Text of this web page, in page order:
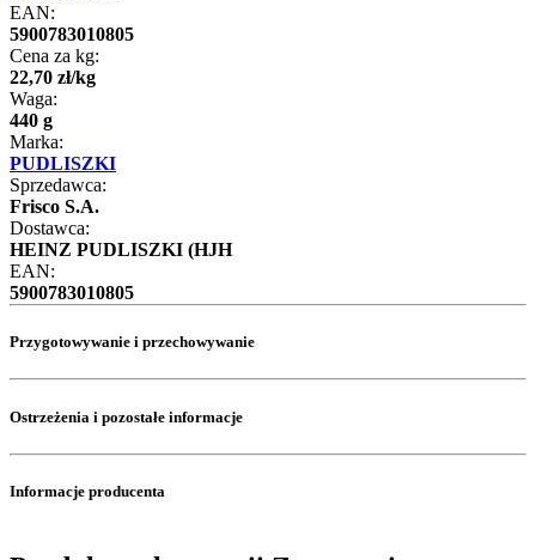
EAN:
5900783010805
Cena za kg:
22,70 zł/kg
Waga:
440 g
Marka:
PUDLISZKI
Sprzedawca:
Frisco S.A.
Dostawca:
HEINZ PUDLISZKI (HJH
EAN:
5900783010805
Przygotowywanie i przechowywanie
Ostrzeżenia i pozostałe informacje
Informacje producenta